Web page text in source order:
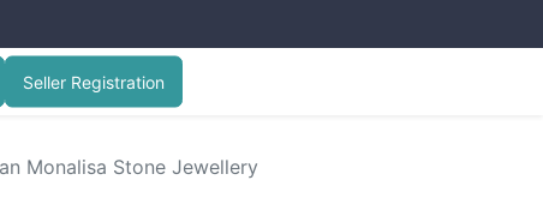
Seller Registration
Monalisa Stone Jewellery